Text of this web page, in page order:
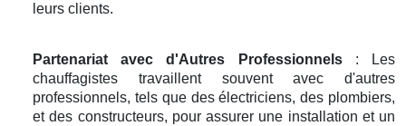
leurs clients.
Partenariat avec d'Autres Professionnels: Les
chauffagistes travaillent souvent avec d'autres
professionnels, tels que des électriciens, des plombiers,
et des constructeurs, pour assurer une installation et un